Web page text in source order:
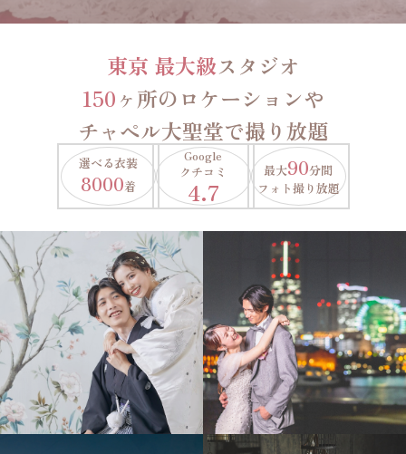
東京 最大級スタジオ
150ヶ所のロケーションや
チャペル大聖堂で撮り放題
選べる衣装
8000着
Google
クチコミ
4.7
最大90分間
フォト撮り放題